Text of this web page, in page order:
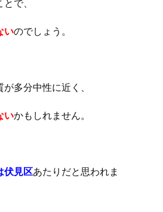
で、
いのでしょう。
多分中性に近く、
いかもしれません。
伏見区あたりだと思われま